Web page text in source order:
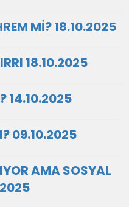
Mİ? 18.10.2025
18.10.2025
14.10.2025
09.10.2025
AMA SOSYAL